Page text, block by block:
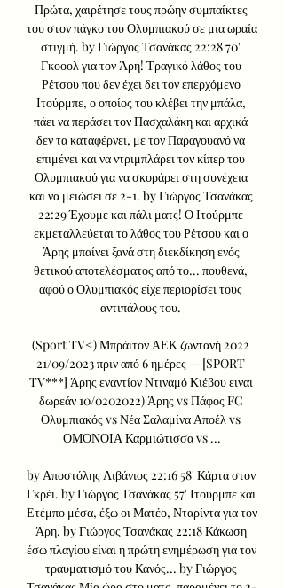
Πρώτα, χαιρέτησε τους πρώην συμπαίκτες
του στον πάγκο του Ολυμπιακού σε μια ωραία
στιγμή. by Γιώργος Τσανάκας 22:28 70'
Γκοοολ για τον Άρη! Τραγικό λάθος του
Ρέτσου που δεν έχει δει τον επερχόμενο
Ιτούρμπε, ο οποίος του κλέβει την μπάλα,
πάει να περάσει τον Πασχαλάκη και αρχικά
δεν τα καταφέρνει, με τον Παραγουανό να
επιμένει και να ντριμπλάρει τον κίπερ του
Ολυμπιακού για να σκοράρει στη συνέχεια
και να μειώσει σε 2-1. by Γιώργος Τσανάκας
22:29 Έχουμε και πάλι ματς! Ο Ιτούρμπε
εκμεταλλεύεται το λάθος του Ρέτσου και ο
Άρης μπαίνει ξανά στη διεκδίκηση ενός
θετικού αποτελέσματος από το... πουθενά,
αφού ο Ολυμπιακός είχε περιορίσει τους
αντιπάλους του.
(Sport TV<) Μπράιτον ΑΕΚ ζωντανή 2022
21/09/2023 πριν από 6 ημέρες — [SPORT
TV***] Άρης εναντίον Ντιναμό Κιέβου ειναι
δωρεάν 10/0202022) Άρης vs Πάφος FC
Ολυμπιακός vs Νέα Σαλαμίνα Αποέλ vs
ΟΜΟΝΟΙΑ Καρμιώτισσα vs ...
by Αποστόλης Λιβάνιος 22:16 58' Κάρτα στον
Γκρέι. by Γιώργος Τσανάκας 57' Ιτούρμπε και
Ετέμπο μέσα, έξω οι Ματέο, Νταρίντα για τον
Άρη. by Γιώργος Τσανάκας 22:18 Κάκωση
έσω πλαγίου είναι η πρώτη ενημέρωση για τον
τραυματισμό του Κανός... by Γιώργος